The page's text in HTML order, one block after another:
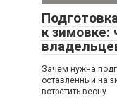
к зимовке:
Зачем нужна
оставленный на
встретить весну